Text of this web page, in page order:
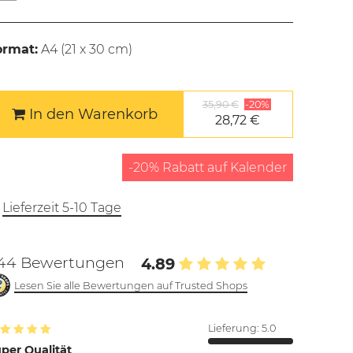
A4 (21 x 30 cm)
In den Warenkorb
35,90 € -20%
28,72 €
-20% Rabatt auf Kalender
Lieferzeit 5-10 Tage
Bewertungen 4.89
Lesen Sie alle Bewertungen auf Trusted Shops
Qualität
Lieferung: 5.0